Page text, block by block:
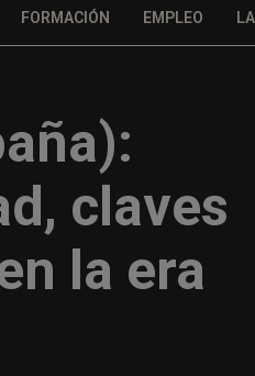
FORMACIÓN EMPLEO
claves
la era